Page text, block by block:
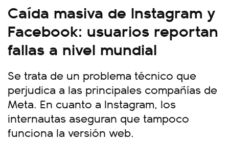
Caída masiva de Instagram y
Facebook: usuarios reportan
fallas a nivel mundial
Se trata de un problema técnico que
perjudica a las principales compañías de
Meta. En cuanto a Instagram, los
internautas aseguran que tampoco
funciona la versión web.